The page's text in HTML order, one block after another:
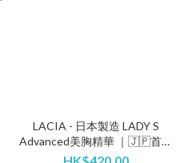
LACIA - 日本製造 LADY S
Advanced美胸精華 ｜🇯🇵首創
紅光震動導入